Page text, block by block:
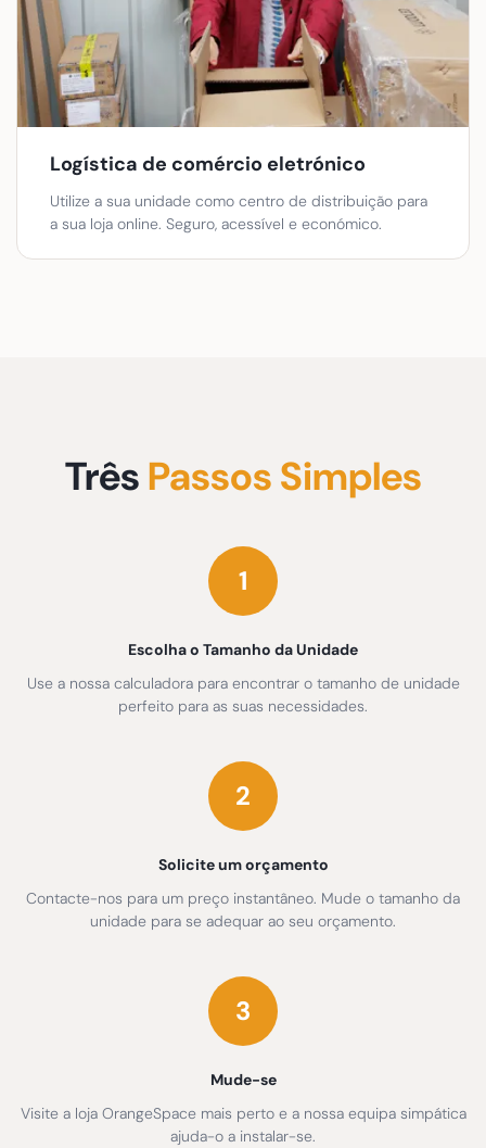
Logística de comércio eletrónico
Utilize a sua unidade como centro de distribuição para
a sua loja online. Seguro, acessível e económico.
TrêsPassos Simples
1
Escolha o Tamanho da Unidade
Use a nossa calculadora para encontrar o tamanho de unidade
perfeito para as suas necessidades.
2
Solicite um orçamento
Contacte-nos para um preço instantâneo. Mude o tamanho da
unidade para se adequar ao seu orçamento.
3
Mude-se
Visite a loja OrangeSpace mais perto e a nossa equipa simpática
ajuda-o a instalar-se.